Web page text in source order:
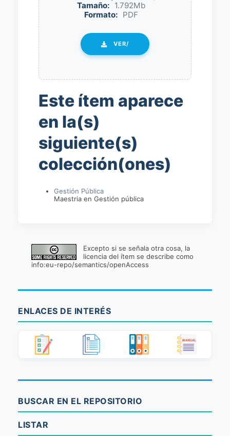
Tamaño: 1.792Mb
Formato: PDF
VER/
Este ítem aparece
en la(s)
siguiente(s)
colección(ones)
Gestión Pública
Maestria en Gestión pública
Excepto si se señala otra cosa, la
licencia del ítem se describe como
info:eu-repo/semantics/openAccess
ENLACES DE INTERÉS
BUSCAR EN EL REPOSITORIO
LISTAR